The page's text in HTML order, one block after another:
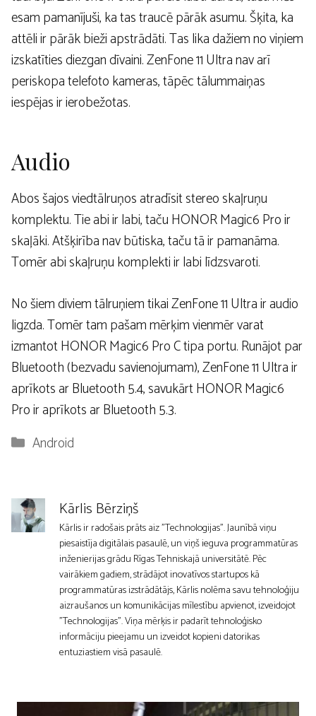
esam pamanījuši, ka tas traucē pārāk asumu. Šķita, ka
attēli ir pārāk bieži apstrādāti. Tas lika dažiem no viņiem
izskatīties diezgan dīvaini. ZenFone 11 Ultra nav arī
periskopa telefoto kameras, tāpēc tālummaiņas
iespējas ir ierobežotas.
Audio
Abos šajos viedtālruņos atradīsit stereo skaļruņu
komplektu. Tie abi ir labi, taču HONOR Magic6 Pro ir
skaļāki. Atšķirība nav būtiska, taču tā ir pamanāma.
Tomēr abi skaļruņu komplekti ir labi līdzsvaroti.
No šiem diviem tālruņiem tikai ZenFone 11 Ultra ir audio
ligzda. Tomēr tam pašam mērķim vienmēr varat
izmantot HONOR Magic6 Pro C tipa portu. Runājot par
Bluetooth (bezvadu savienojumam), ZenFone 11 Ultra ir
aprīkots ar Bluetooth 5.4, savukārt HONOR Magic6
Pro ir aprīkots ar Bluetooth 5.3.
Kategorijas
Android
Kārlis Bērziņš
Kārlis ir radošais prāts aiz "Technologijas". Jaunībā viņu
piesaistīja digitālais pasaulē, un viņš ieguva programmatūras
inženierijas grādu Rīgas Tehniskajā universitātē. Pēc
vairākiem gadiem, strādājot inovatīvos startupos kā
programmatūras izstrādātājs, Kārlis nolēma savu tehnoloģiju
aizraušanos un komunikācijas mīlestību apvienot, izveidojot
"Technologijas". Viņa mērķis ir padarīt tehnoloģisko
informāciju pieejamu un izveidot kopieni datorikas
entuziastiem visā pasaulē.